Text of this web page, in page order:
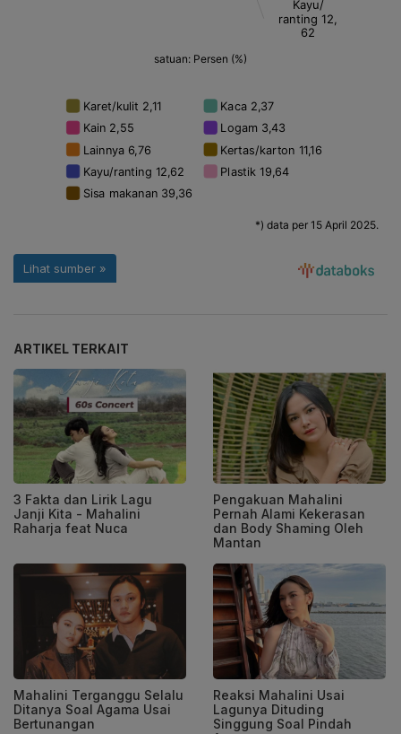
ARTIKEL TERKAIT
3 Fakta dan Lirik Lagu
Janji Kita - Mahalini
Raharja feat Nuca
Pengakuan Mahalini
Pernah Alami Kekerasan
dan Body Shaming Oleh
Mantan
Mahalini Terganggu Selalu
Ditanya Soal Agama Usai
Bertunangan
Reaksi Mahalini Usai
Lagunya Dituding
Singgung Soal Pindah